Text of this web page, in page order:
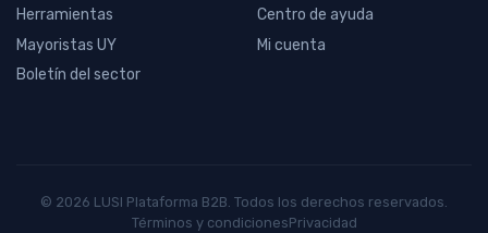
Herramientas
Mayoristas UY
Boletín del sector
Centro de ayuda
Mi cuenta
© 2026 LUSI Plataforma B2B. Todos los derechos reservados.
Términos y condicionesPrivacidad